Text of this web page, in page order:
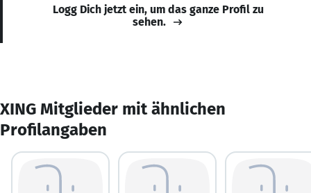
Logg Dich jetzt ein, um das ganze Profil zu
sehen.
XING Mitglieder mit ähnlichen
Profilangaben